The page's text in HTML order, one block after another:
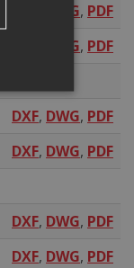
DWG, PDF
DWG, PDF
DXF, DWG, PDF
DXF, DWG, PDF
DXF, DWG, PDF
DXF, DWG, PDF